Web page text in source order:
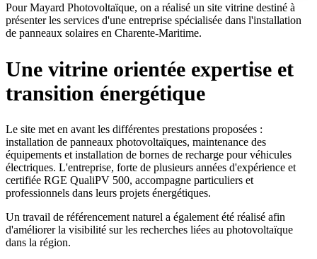
Pour Mayard Photovoltaïque, on a réalisé un site vitrine destiné à
présenter les services d'une entreprise spécialisée dans l'installation
de panneaux solaires en Charente-Maritime.
Une vitrine orientée expertise et
transition énergétique
Le site met en avant les différentes prestations proposées :
installation de panneaux photovoltaïques, maintenance des
équipements et installation de bornes de recharge pour véhicules
électriques. L'entreprise, forte de plusieurs années d'expérience et
certifiée RGE QualiPV 500, accompagne particuliers et
professionnels dans leurs projets énergétiques.
Un travail de référencement naturel a également été réalisé afin
d'améliorer la visibilité sur les recherches liées au photovoltaïque
dans la région.